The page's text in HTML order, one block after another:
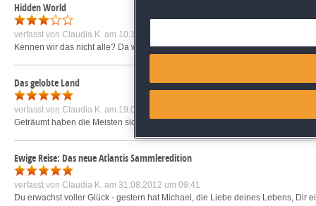
Hidden World
verfasst von Claudia K. am 10.12.2011 um 11:52
Kennen wir das nicht alle? Da will man seine Freundin, die Prinzessin eines
Das gelobte Land
verfasst von Claudia K. am 19.07.2012 um 10:13
Geträumt haben die Meisten sicherlich schon mal davon: Eine Insel,
Ewige Reise: Das neue Atlantis Sammleredition
verfasst von Claudia K. am 31.08.2012 um 09:41
Du erwachst voller Glück - gestern hat Michael, die Liebe deines Lebens, Dir
Save and communicate